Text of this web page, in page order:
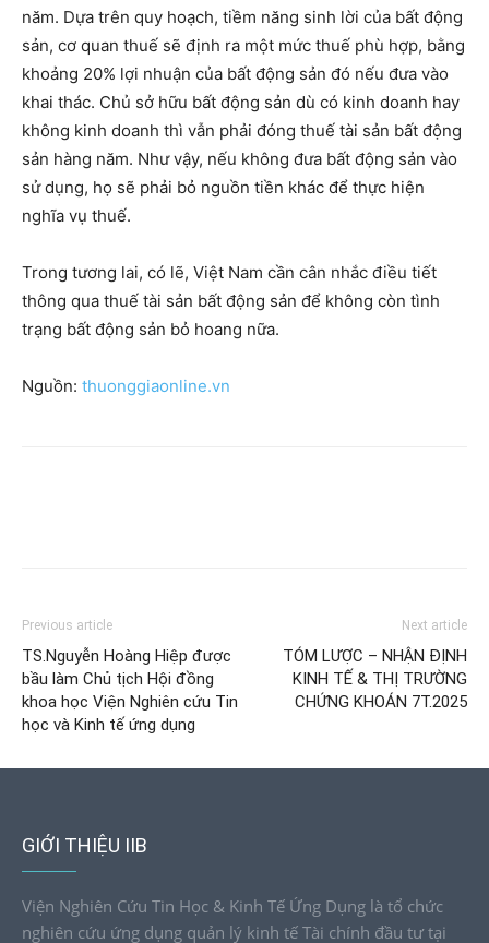
năm. Dựa trên quy hoạch, tiềm năng sinh lời của bất động
sản, cơ quan thuế sẽ định ra một mức thuế phù hợp, bằng
khoảng 20% lợi nhuận của bất động sản đó nếu đưa vào
khai thác. Chủ sở hữu bất động sản dù có kinh doanh hay
không kinh doanh thì vẫn phải đóng thuế tài sản bất động
sản hàng năm. Như vậy, nếu không đưa bất động sản vào
sử dụng, họ sẽ phải bỏ nguồn tiền khác để thực hiện
nghĩa vụ thuế.
Trong tương lai, có lẽ, Việt Nam cần cân nhắc điều tiết
thông qua thuế tài sản bất động sản để không còn tình
trạng bất động sản bỏ hoang nữa.
Nguồn: thuonggiaonline.vn
Previous article
TS.Nguyễn Hoàng Hiệp được
bầu làm Chủ tịch Hội đồng
khoa học Viện Nghiên cứu Tin
học và Kinh tế ứng dụng
Next article
TÓM LƯỢC – NHẬN ĐỊNH
KINH TẾ & THỊ TRƯỜNG
CHỨNG KHOÁN 7T.2025
GIỚI THIỆU IIB
Viện Nghiên Cứu Tin Học & Kinh Tế Ứng Dụng là tổ chức
nghiên cứu ứng dụng quản lý kinh tế Tài chính đầu tư tại